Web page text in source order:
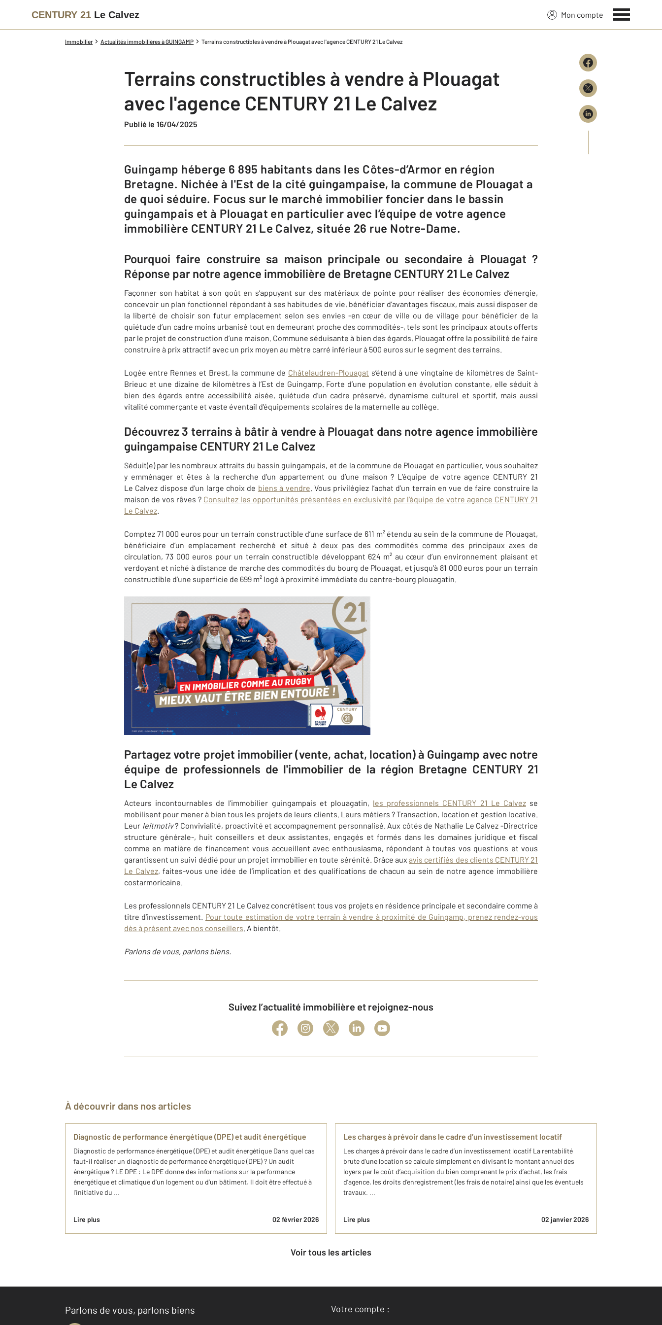
CENTURY 21 Le Calvez Mon compte
Immobilier Actualités immobilières à GUINGAMP Terrains constructibles à vendre à Plouagat avec l'agence CENTURY 21 Le Calvez
Terrains constructibles à vendre à Plouagat
avec l'agence CENTURY 21 Le Calvez
Publié le 16/04/2025
Guingamp héberge 6 895 habitants dans les Côtes-d’Armor en région
Bretagne. Nichée à l'Est de la cité guingampaise, la commune de Plouagat a
de quoi séduire. Focus sur le marché immobilier foncier dans le bassin
guingampais et à Plouagat en particulier avec l’équipe de votre agence
immobilière CENTURY 21 Le Calvez, située 26 rue Notre-Dame.
Pourquoi faire construire sa maison principale ou secondaire à Plouagat ?
Réponse par notre agence immobilière de Bretagne CENTURY 21 Le Calvez
Façonner son habitat à son goût en s’appuyant sur des matériaux de pointe pour réaliser des économies d’énergie,
concevoir un plan fonctionnel répondant à ses habitudes de vie, bénéficier d’avantages fiscaux, mais aussi disposer de
la liberté de choisir son futur emplacement selon ses envies -en cœur de ville ou de village pour bénéficier de la
quiétude d’un cadre moins urbanisé tout en demeurant proche des commodités-, tels sont les principaux atouts offerts
par le projet de construction d’une maison. Commune séduisante à bien des égards, Plouagat offre la possibilité de faire
construire à prix attractif avec un prix moyen au mètre carré inférieur à 500 euros sur le segment des terrains.
Logée entre Rennes et Brest, la commune de Châtelaudren-Plouagat s’étend à une vingtaine de kilomètres de Saint-
Brieuc et une dizaine de kilomètres à l’Est de Guingamp. Forte d’une population en évolution constante, elle séduit à
bien des égards entre accessibilité aisée, quiétude d’un cadre préservé, dynamisme culturel et sportif, mais aussi
vitalité commerçante et vaste éventail d’équipements scolaires de la maternelle au collège.
Découvrez 3 terrains à bâtir à vendre à Plouagat dans notre agence immobilière
guingampaise CENTURY 21 Le Calvez
Séduit(e) par les nombreux attraits du bassin guingampais, et de la commune de Plouagat en particulier, vous souhaitez
y emménager et êtes à la recherche d’un appartement ou d’une maison ? L’équipe de votre agence CENTURY 21
Le Calvez dispose d’un large choix de biens à vendre. Vous privilégiez l’achat d’un terrain en vue de faire construire la
maison de vos rêves ? Consultez les opportunités présentées en exclusivité par l’équipe de votre agence CENTURY 21
Le Calvez.
Comptez 71 000 euros pour un terrain constructible d’une surface de 611 m² étendu au sein de la commune de Plouagat,
bénéficiaire d’un emplacement recherché et situé à deux pas des commodités comme des principaux axes de
circulation, 73 000 euros pour un terrain constructible développant 624 m² au cœur d’un environnement plaisant et
verdoyant et niché à distance de marche des commodités du bourg de Plouagat, et jusqu’à 81 000 euros pour un terrain
constructible d’une superficie de 699 m² logé à proximité immédiate du centre-bourg plouagatin.
Partagez votre projet immobilier (vente, achat, location) à Guingamp avec notre
équipe de professionnels de l'immobilier de la région Bretagne CENTURY 21
Le Calvez
Acteurs incontournables de l’immobilier guingampais et plouagatin, les professionnels CENTURY 21 Le Calvezse
mobilisent pour mener à bien tous les projets de leurs clients. Leurs métiers ? Transaction, location et gestion locative.
Leur leitmotiv? Convivialité, proactivité et accompagnement personnalisé. Aux côtés de Nathalie Le Calvez -Directrice
structure générale-, huit conseillers et deux assistantes, engagés et formés dans les domaines juridique et fiscal
comme en matière de financement vous accueillent avec enthousiasme, répondent à toutes vos questions et vous
garantissent un suivi dédié pour un projet immobilier en toute sérénité. Grâce auxavis certifiés des clients CENTURY 21
Le Calvez, faites-vous une idée de l’implication et des qualifications de chacun au sein de notre agence immobilière
costarmoricaine.
Les professionnels CENTURY 21 Le Calvez concrétisent tous vos projets en résidence principale et secondaire comme à
titre d’investissement. Pour toute estimation de votre terrain à vendre à proximité de Guingamp, prenez rendez-vous
dès à présent avec nos conseillers. A bientôt.
Parlons de vous, parlons biens.
Suivez l’actualité immobilière et rejoignez-nous
À découvrir dans nos articles
Diagnostic de performance énergétique (DPE) et audit énergétique
Diagnostic de performance énergétique (DPE) et audit énergétique Dans quel cas
faut-il réaliser un diagnostic de performance énergétique (DPE) ? Un audit
énergétique ? LE DPE : Le DPE donne des informations sur la performance
énergétique et climatique d'un logement ou d’un bâtiment. Il doit être effectué à
l'initiative du ...
Lire plus 02 février 2026
Les charges à prévoir dans le cadre d’un investissement locatif
Les charges à prévoir dans le cadre d’un investissement locatif La rentabilité
brute d’une location se calcule simplement en divisant le montant annuel des
loyers par le coût d’acquisition du bien comprenant le prix d’achat, les frais
d’agence, les droits d’enregistrement (les frais de notaire) ainsi que les éventuels
travaux. ...
Lire plus 02 janvier 2026
Voir tous les articles
Parlons de vous, parlons biens
Votre compte :